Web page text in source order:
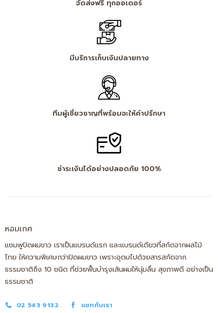
จัดส่งฟรี ทุกออเดอร์
มีบริการเก็บเงินปลายทาง
ทีมผู้เชี่ยวชาญที่พร้อมจะให้คำปรึกษา
ชำระเงินได้อย่างปลอดภัย 100%
หอมเกศ
แชมพูปิดผมขาว เราเป็นแบรนด์แรก และแบรนด์เดียวที่สกัดจากผลไม้
ไทย ให้ความพิเศษกว่าปิดผมขาว เพราะอุดมไปด้วยสารสกัดจาก
ธรรมชาติถึง 10 ชนิด ที่ช่วยฟื้นบำรุงเส้นผมให้นุ่มลื่น สุขภาพดี อย่างเป็น
ธรรมชาติ
02 543 9132 แชทกับเรา